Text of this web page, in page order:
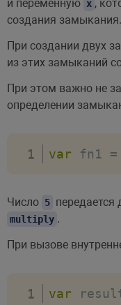
и переменную x ,
создания замыкания.
При создании двух
из этих замыканий
При этом важно не
определении
var fn1 =
Число 5 передается
multiply .
При вызове
var